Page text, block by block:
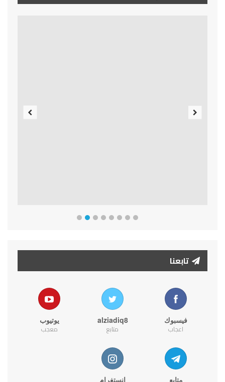
تابعنا
فيسبوك
اعجاب
alziadiq8
متابع
يوتيوب
معجب
متابع انستغرام